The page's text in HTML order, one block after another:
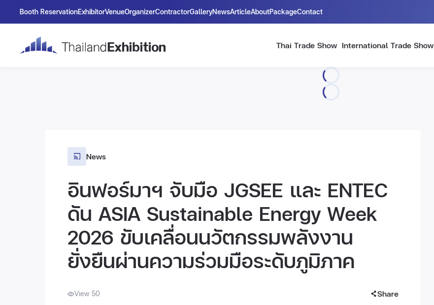
Booth ReservationExhibitorVenueOrganizerContractorGalleryNewsArticleAboutPackageContact
Thai Trade Show International Trade Show
News
อินฟอร์มาฯ จับมือ JGSEE และ ENTEC
ดัน ASIA Sustainable Energy Week
2026 ขับเคลื่อนนวัตกรรมพลังงาน
ยั่งยืนผ่านความร่วมมือระดับภูมิภาค
View 50 Share